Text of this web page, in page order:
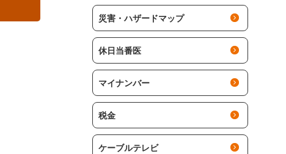
災害・ハザードマップ
休日当番医
マイナンバー
税金
ケーブルテレビ